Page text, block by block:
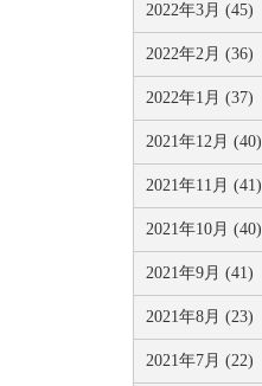
2022年3月 (45)
2022年2月 (36)
2022年1月 (37)
2021年12月 (40)
2021年11月 (41)
2021年10月 (40)
2021年9月 (41)
2021年8月 (23)
2021年7月 (22)